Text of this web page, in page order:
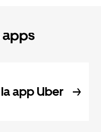
apps
app Uber